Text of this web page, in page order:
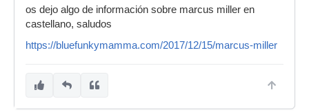
os dejo algo de información sobre marcus miller en
castellano, saludos
https://bluefunkymamma.com/2017/12/15/marcus-miller